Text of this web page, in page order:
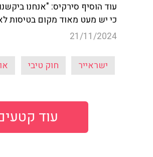
עוד הוסיף סירקיס: "אנחנו
כי יש מעט מאוד מקום בטיסות
21/11/2024
ישראייר חוק טיבי
עוד